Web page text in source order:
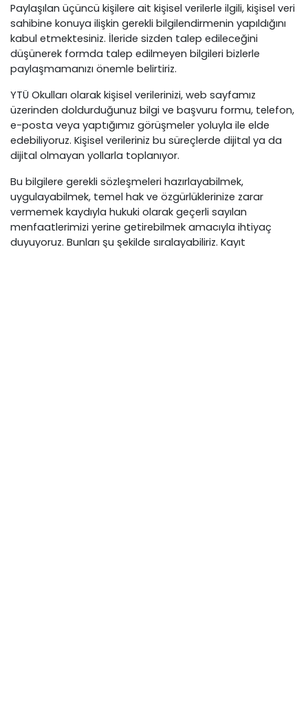
Paylaşılan üçüncü kişilere ait kişisel verilerle ilgili, kişisel veri
sahibine konuya ilişkin gerekli bilgilendirmenin yapıldığını
kabul etmektesiniz. İleride sizden talep edileceğini
düşünerek formda talep edilmeyen bilgileri bizlerle
paylaşmamanızı önemle belirtiriz.
YTÜ Okulları olarak kişisel verilerinizi, web sayfamız
üzerinden doldurduğunuz bilgi ve başvuru formu, telefon,
e-posta veya yaptığımız görüşmeler yoluyla ile elde
edebiliyoruz. Kişisel verileriniz bu süreçlerde dijital ya da
dijital olmayan yollarla toplanıyor.
Bu bilgilere gerekli sözleşmeleri hazırlayabilmek,
uygulayabilmek, temel hak ve özgürlüklerinize zarar
vermemek kaydıyla hukuki olarak geçerli sayılan
menfaatlerimizi yerine getirebilmek amacıyla ihtiyaç
duyuyoruz. Bunları şu şekilde sıralayabiliriz. Kayıt